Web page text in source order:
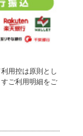
用控は原則とし
ご利用明細をご